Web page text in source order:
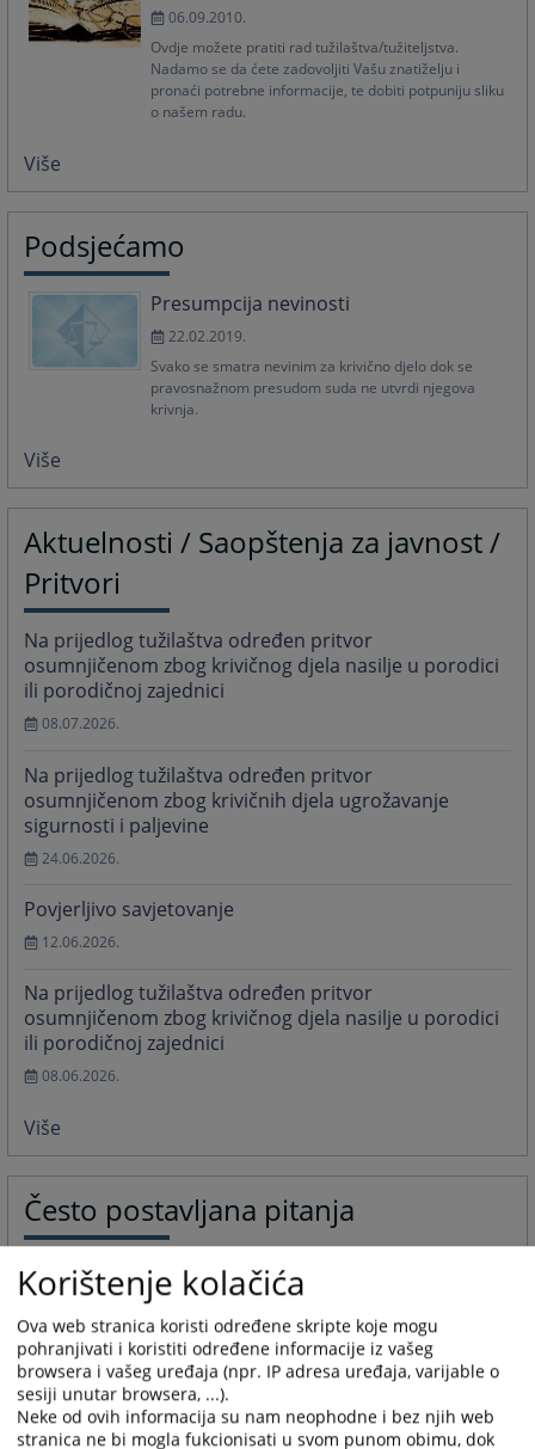
06.09.2010.
Ovdje možete pratiti rad tužilaštva/tužiteljstva.
Nadamo se da ćete zadovoljiti Vašu znatiželju i
pronaći potrebne informacije, te dobiti potpuniju sliku
o našem radu.
Više
Podsjećamo
Presumpcija nevinosti
22.02.2019.
Svako se smatra nevinim za krivično djelo dok se
pravosnažnom presudom suda ne utvrdi njegova
krivnja.
Više
Aktuelnosti / Saopštenja za javnost /
Pritvori
Na prijedlog tužilaštva određen pritvor
osumnjičenom zbog krivičnog djela nasilje u porodici
ili porodičnoj zajednici
08.07.2026.
Na prijedlog tužilaštva određen pritvor
osumnjičenom zbog krivičnih djela ugrožavanje
sigurnosti i paljevine
24.06.2026.
Povjerljivo savjetovanje
12.06.2026.
Na prijedlog tužilaštva određen pritvor
osumnjičenom zbog krivičnog djela nasilje u porodici
ili porodičnoj zajednici
08.06.2026.
Više
Često postavljana pitanja
Poziv novinarima i novinarkama da pristupe
edukativnom interaktivnom modulu koji se temelji na
priručniku “Da pravda bude vidljiva”.
“Da pravda bude vidljiva”.
20.04.2021.
Priručnik za novinare o izvještavanju iz krivičnog
Korištenje kolačića
Ova web stranica koristi određene skripte koje mogu
pohranjivati i koristiti određene informacije iz vašeg
browsera i vašeg uređaja (npr. IP adresa uređaja, varijable o
sesiji unutar browsera, ...).
Neke od ovih informacija su nam neophodne i bez njih web
stranica ne bi mogla fukcionisati u svom punom obimu, dok